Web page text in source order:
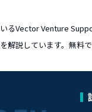
るVector Venture
解説しています。無料